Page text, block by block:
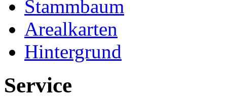
Stammbaum
Arealkarten
Hintergrund
Service